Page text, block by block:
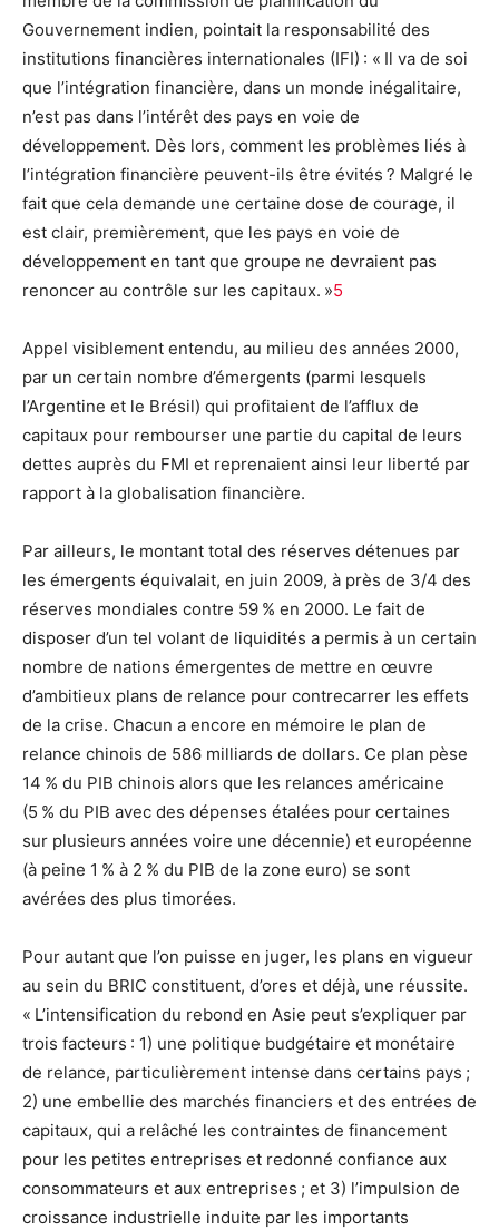
Gouvernement indien, pointait la responsabilité des
institutions financières internationales (IFI) : « Il va de soi
que l’intégration financière, dans un monde inégalitaire,
n’est pas dans l’intérêt des pays en voie de
développement. Dès lors, comment les problèmes liés à
l’intégration financière peuvent-ils être évités ? Malgré le
fait que cela demande une certaine dose de courage, il
est clair, premièrement, que les pays en voie de
développement en tant que groupe ne devraient pas
renoncer au contrôle sur les capitaux. »5
Appel visiblement entendu, au milieu des années 2000,
par un certain nombre d’émergents (parmi lesquels
l’Argentine et le Brésil) qui profitaient de l’afflux de
capitaux pour rembourser une partie du capital de leurs
dettes auprès du FMI et reprenaient ainsi leur liberté par
rapport à la globalisation financière.
Par ailleurs, le montant total des réserves détenues par
les émergents équivalait, en juin 2009, à près de 3/4 des
réserves mondiales contre 59 % en 2000. Le fait de
disposer d’un tel volant de liquidités a permis à un certain
nombre de nations émergentes de mettre en œuvre
d’ambitieux plans de relance pour contrecarrer les effets
de la crise. Chacun a encore en mémoire le plan de
relance chinois de 586 milliards de dollars. Ce plan pèse
14 % du PIB chinois alors que les relances américaine
(5 % du PIB avec des dépenses étalées pour certaines
sur plusieurs années voire une décennie) et européenne
(à peine 1 % à 2 % du PIB de la zone euro) se sont
avérées des plus timorées.
Pour autant que l’on puisse en juger, les plans en vigueur
au sein du BRIC constituent, d’ores et déjà, une réussite.
« L’intensification du rebond en Asie peut s’expliquer par
trois facteurs : 1) une politique budgétaire et monétaire
de relance, particulièrement intense dans certains pays ;
2) une embellie des marchés financiers et des entrées de
capitaux, qui a relâché les contraintes de financement
pour les petites entreprises et redonné confiance aux
consommateurs et aux entreprises ; et 3) l’impulsion de
croissance industrielle induite par les importants